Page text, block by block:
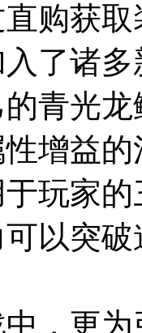
购获
了诸
青光
增益
玩家
以突
，更